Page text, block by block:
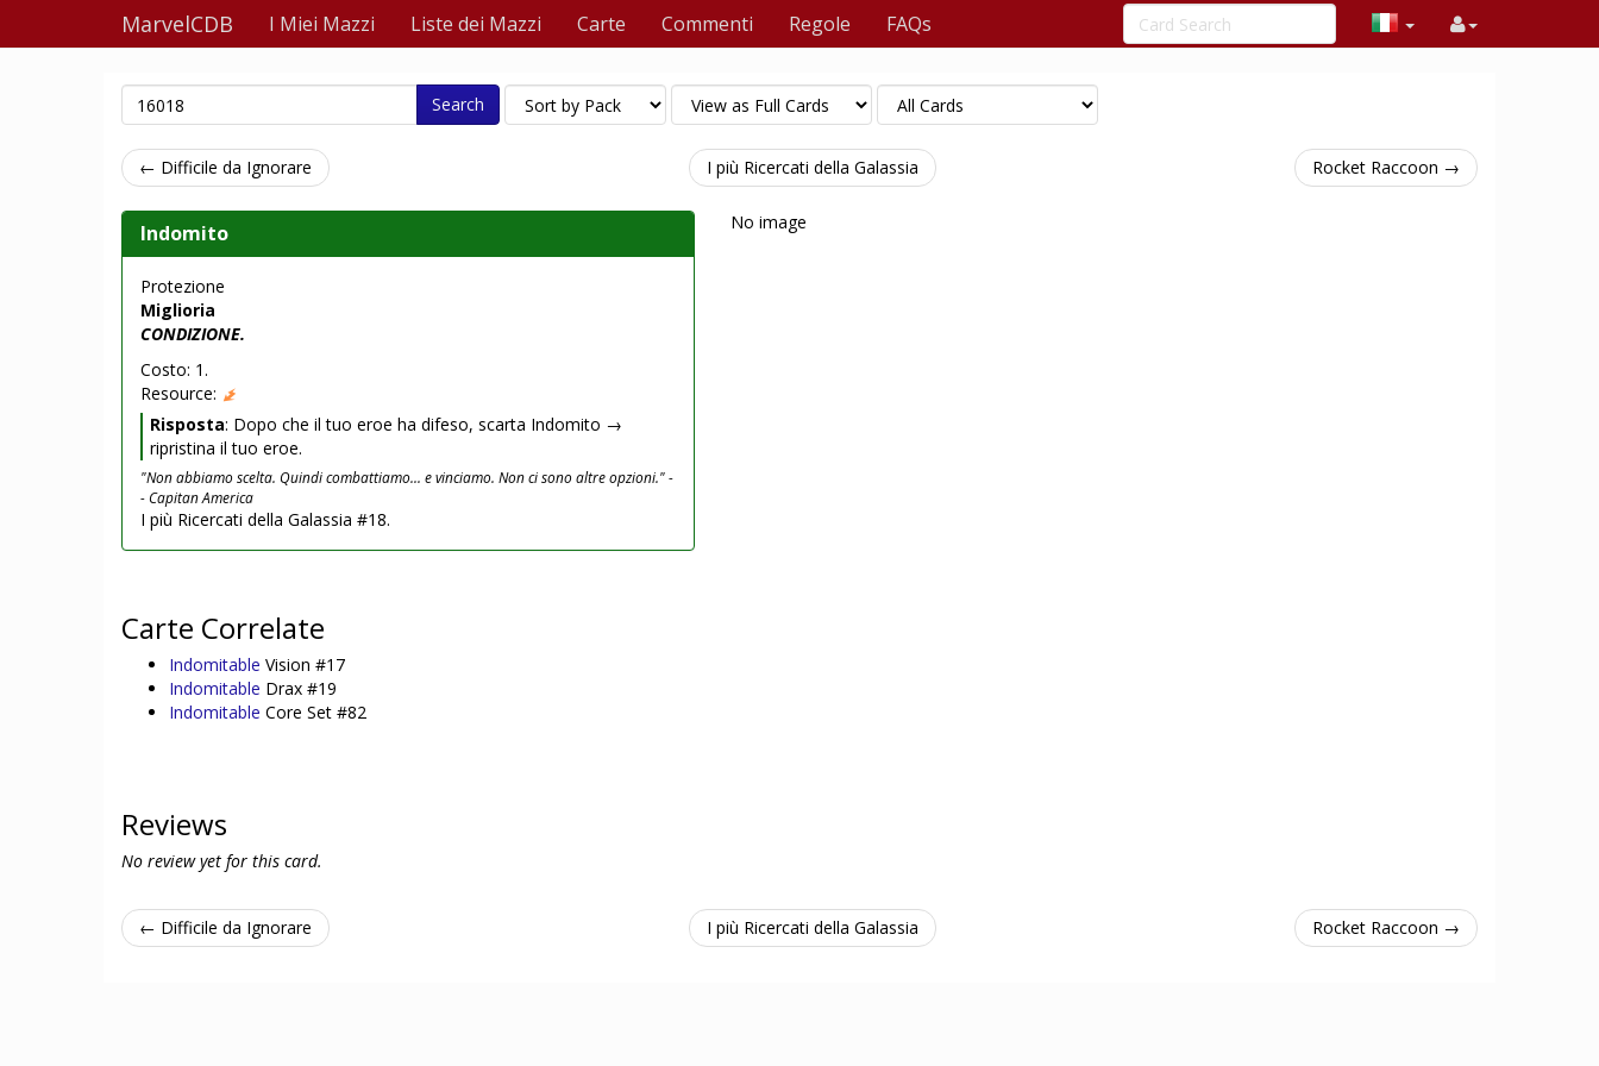
MarvelCDB I Miei Mazzi Liste dei Mazzi Carte Commenti Regole FAQs
Search
← Difficile da Ignorare I più Ricercati della Galassia Rocket Raccoon →
Indomito
Protezione
Miglioria
CONDIZIONE.
Costo: 1.
Resource:
Risposta: Dopo che il tuo eroe ha difeso, scarta Indomito →
ripristina il tuo eroe.
"Non abbiamo scelta. Quindi combattiamo... e vinciamo. Non ci sono altre opzioni." -
- Capitan America
I più Ricercati della Galassia #18.
No image
Carte Correlate
Indomitable Vision #17
Indomitable Drax #19
Indomitable Core Set #82
Reviews
No review yet for this card.
← Difficile da Ignorare I più Ricercati della Galassia Rocket Raccoon →